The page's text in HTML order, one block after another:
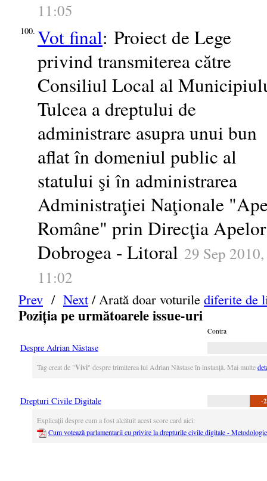
11:05
100. Vot final: Proiect de Lege
privind transmiterea către
Consiliul Local al
Tulcea a dreptului de
administrare asupra unui bun
aflat în domeniul public al
statului şi în administrarea
Administraţiei Naţionale
Române" prin Direcţia Apelor
Dobrogea - Litoral 29 Sep 2010,
11:02
Prev / Next / Arată doar voturile diferite de
Poziția pe următoarele issue-uri
Contra
Despre Adrian Năstase
Tag creat de "Vivi" despre trimiterea lui Adrian Năstase în instanță. Mai multe
Drepturi Civile Digitale
-2
Explicații despre cum a fost alcătuit acest score card aici:
Cum votează parlamentarii cu privire la drepturile civile digitale - Metodologie